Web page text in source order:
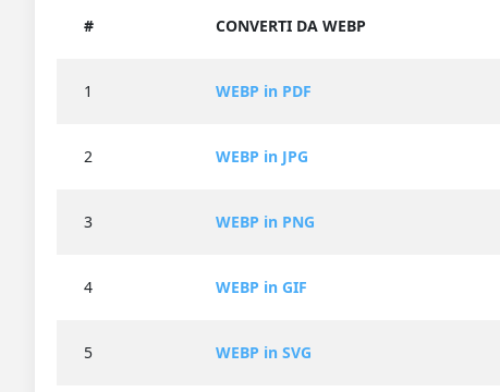
# CONVERTI DA WEBP
1 WEBP in PDF
2 WEBP in JPG
3 WEBP in PNG
4 WEBP in GIF
5 WEBP in SVG